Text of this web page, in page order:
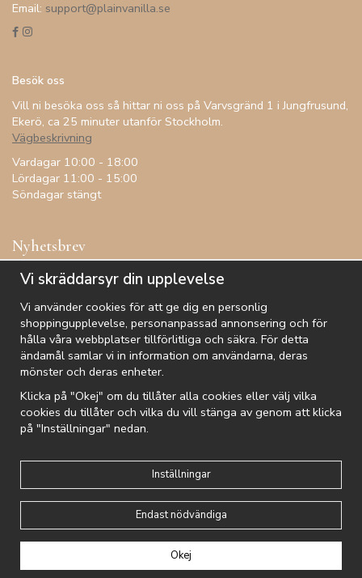
Email: support@plainvanilla.se
Besök oss
Vill ni besöka oss så hittar ni oss på Varvsgränd 1 i Jungfrusund,
Ekerö, ca 25 minuter utanför Stockholm.
Vägbeskrivning
Vardagar 10:00 - 18:00
Lördagar 11:00 - 15:00
Söndagar stängt
Nyhetsbrev
Få inspiration, förtur till kampanjer, specialerbjudanden och
De uppgifter du matar in kommer endast användas till våra nyhetsbrev.
Logga in
Om cookies Integritetspolicy
Drift & produktion:Wikinggruppen
Vi skräddarsyr din upplevelse
Vi använder cookies för att ge dig en personlig
shoppingupplevelse, personanpassad annonsering och för
hålla våra webbplatser tillförlitliga och säkra. För detta
ändamål samlar vi in information om användarna, deras
mönster och deras enheter.
Klicka på "Okej" om du tillåter alla cookies eller välj vilka
cookies du tillåter och vilka du vill stänga av genom att klicka
på "Inställningar" nedan.
Inställningar
Endast nödvändiga
Okej